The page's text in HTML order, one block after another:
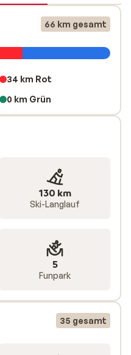
66 km gesamt
34 km Rot
0 km Grün
130 km
Ski-Langlauf
5
Funpark
35 gesamt